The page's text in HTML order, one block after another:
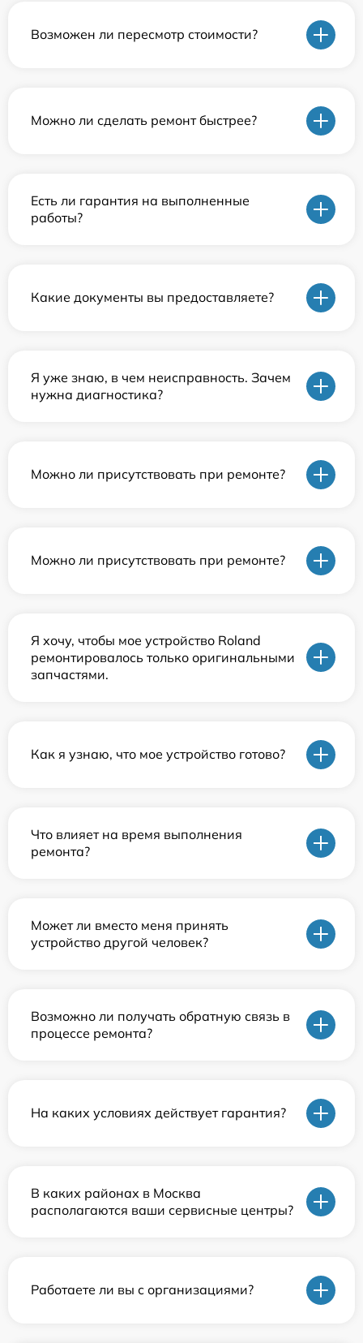
Возможен ли пересмотр стоимости?
Можно ли сделать ремонт быстрее?
Есть ли гарантия на выполненные
работы?
Какие документы вы предоставляете?
Я уже знаю, в чем неисправность. Зачем
нужна диагностика?
Можно ли присутствовать при ремонте?
Можно ли присутствовать при ремонте?
Я хочу, чтобы мое устройство Roland
ремонтировалось только оригинальными
запчастями.
Как я узнаю, что мое устройство готово?
Что влияет на время выполнения
ремонта?
Может ли вместо меня принять
устройство другой человек?
Возможно ли получать обратную связь в
процессе ремонта?
На каких условиях действует гарантия?
В каких районах в Москва
располагаются ваши сервисные центры?
Работаете ли вы с организациями?